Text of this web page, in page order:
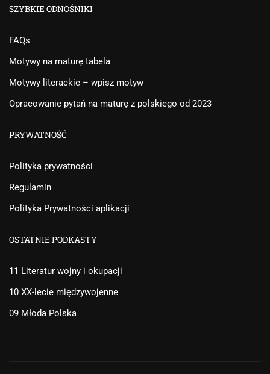
SZYBKIE ODNOŚNIKI
FAQs
Motywy na maturę tabela
Motywy literackie – wpisz motyw
Opracowanie pytań na maturę z polskiego od 2023
PRYWATNOŚĆ
Polityka prywatności
Regulamin
Polityka Prywatności aplikacji
OSTATNIE PODKASTY
11 Literatur wojny i okupacji
10 XX-lecie międzywojenne
09 Młoda Polska